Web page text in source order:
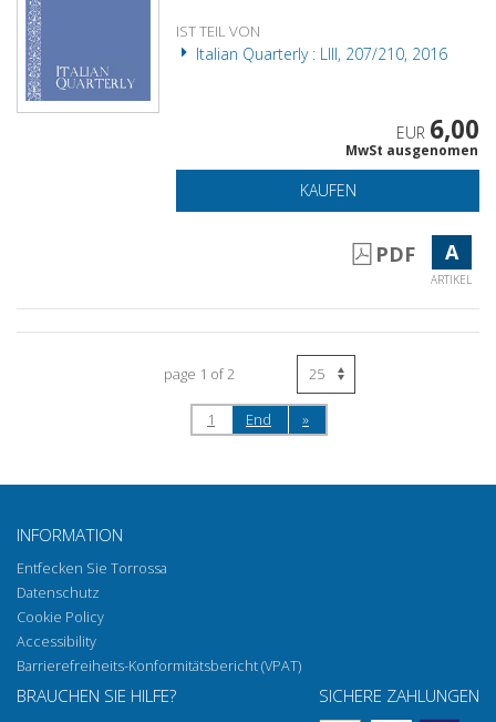
IST TEIL VON
Italian Quarterly : LIII, 207/210, 2016
EUR 6,00
MwSt ausgenomen
KAUFEN
PDF A
ARTIKEL
page 1 of 2
1 End »
INFORMATION
Entfecken Sie Torrossa
Datenschutz
Cookie Policy
Accessibility
Barrierefreiheits-Konformitätsbericht (VPAT)
BRAUCHEN SIE HILFE? SICHERE ZAHLUNGEN